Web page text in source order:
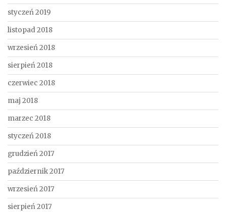
styczeń 2019
listopad 2018
wrzesień 2018
sierpień 2018
czerwiec 2018
maj 2018
marzec 2018
styczeń 2018
grudzień 2017
październik 2017
wrzesień 2017
sierpień 2017